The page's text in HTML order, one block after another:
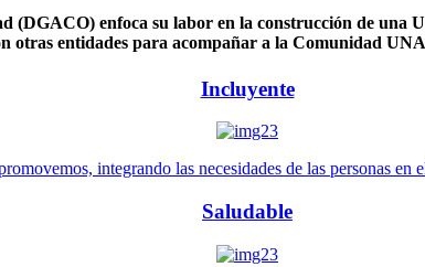
(DGACO) enfoca su labor en la construcción de una
otras entidades para acompañar a la Comunidad
Incluyente
integrando las necesidades de las personas en
Saludable